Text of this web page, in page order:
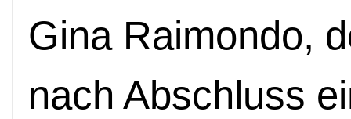
Gina Raimondo,
nach Abschluss